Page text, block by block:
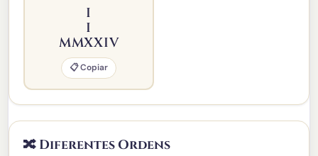
I
I
MMXXIV
📋 Copiar
🔀 Diferentes Ordens